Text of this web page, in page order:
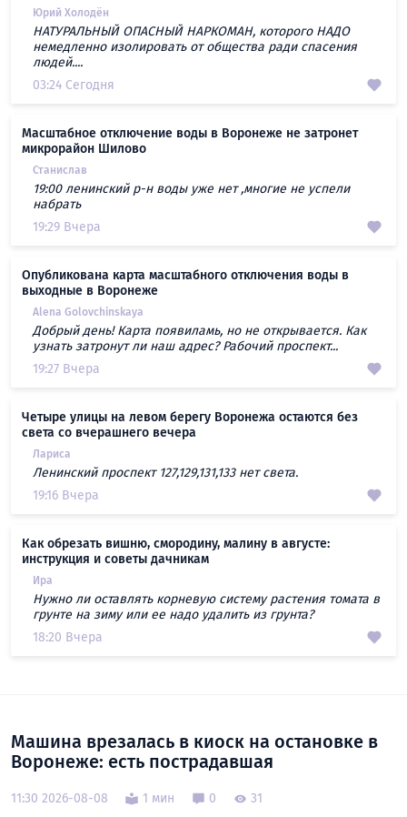
Юрий Холодён
НАТУРАЛЬНЫЙ ОПАСНЫЙ НАРКОМАН, которого НАДО
немедленно изолировать от общества ради спасения
людей....
03:24 Сегодня
Масштабное отключение воды в Воронеже не затронет
микрорайон Шилово
Станислав
19:00 ленинский р-н воды уже нет ,многие не успели
набрать
19:29 Вчера
Опубликована карта масштабного отключения воды в
выходные в Воронеже
Alena Golovchinskaya
Добрый день! Карта появиламь, но не открывается. Как
узнать затронут ли наш адрес? Рабочий проспект...
19:27 Вчера
Четыре улицы на левом берегу Воронежа остаются без
света со вчерашнего вечера
Лариса
Ленинский проспект 127,129,131,133 нет света.
19:16 Вчера
Как обрезать вишню, смородину, малину в августе:
инструкция и советы дачникам
Ира
Нужно ли оставлять корневую систему растения томата в
грунте на зиму или ее надо удалить из грунта?
18:20 Вчера
Машина врезалась в киоск на остановке в
Воронеже: есть пострадавшая
11:30 2026-08-08 1 мин 0 31